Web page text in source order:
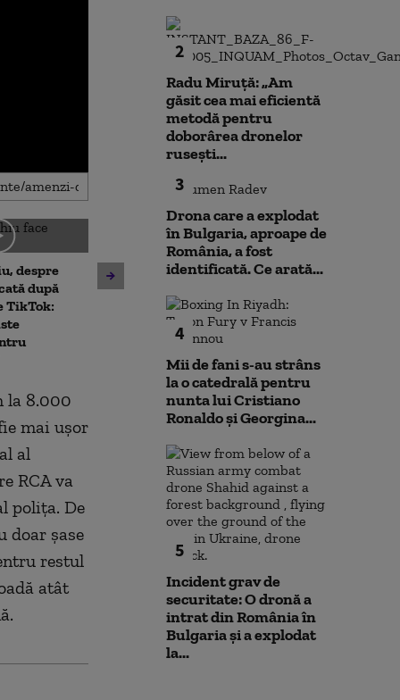
despre
după
TikTok:
Tinerii care au atacat
ambulanța din Cluj, reținuți
24 de ore. Mărturia
echipajului
Ce spune
la 8.000
mai uşor
al
RCA va
poliţa. De
doar şase
restul
atât
2
Radu Miruță: „Am
găsit cea mai eficientă
metodă pentru
doborârea dronelor
rusești...
3
Drona care a explodat
în Bulgaria, aproape de
România, a fost
identificată. Ce arată...
4
Mii de fani s-au strâns
la o catedrală pentru
nunta lui Cristiano
Ronaldo şi Georgina...
5
Incident grav de
securitate: O dronă a
intrat din România în
Bulgaria şi a explodat
la...